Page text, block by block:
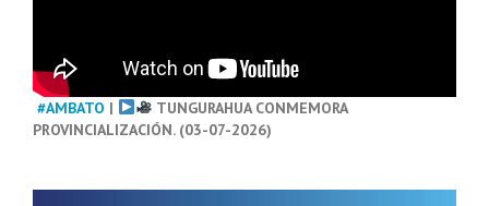
#AMBATO |
TUNGURAHUA CONMEMORA
PROVINCIALIZACIÓN. (03-07-2026)